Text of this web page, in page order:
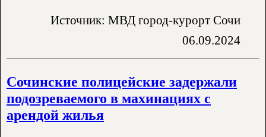
Источник: МВД город-курорт Сочи
06.09.2024
Сочинские полицейские задержали
подозреваемого в махинациях с
арендой жилья